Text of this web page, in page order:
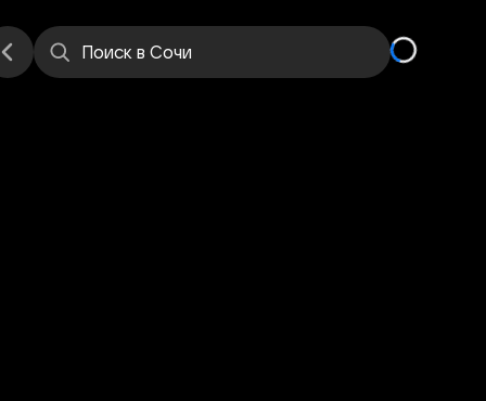
Поиск в Сочи
Места